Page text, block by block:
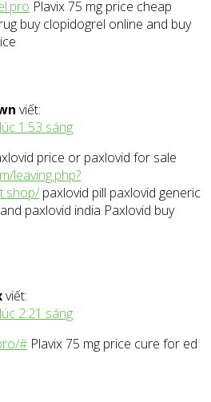
Plavix 75 mg price cheap
buy clopidogrel online and buy
viết:
1:53 sáng
price or paxlovid for sale
leaving.php?
paxlovid pill paxlovid generic
paxlovid india Paxlovid buy
viết:
2:21 sáng
# Plavix 75 mg price cure for ed